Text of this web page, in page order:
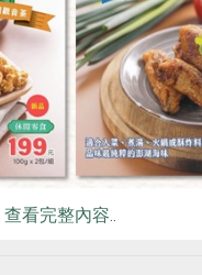
相關活動
彩虹芋頭酥
查看完整內容..